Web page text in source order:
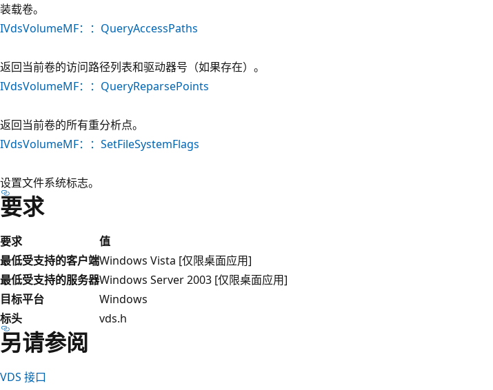
装载卷。
IVdsVolumeMF：：QueryAccessPaths
返回当前卷的访问路径列表和驱动器号（如果存在）。
IVdsVolumeMF：：QueryReparsePoints
返回当前卷的所有重分析点。
IVdsVolumeMF：：SetFileSystemFlags
设置文件系统标志。
要求
要求
值
最低受支持的客户端Windows Vista [仅限桌面应用]
最低受支持的服务器Windows Server 2003 [仅限桌面应用]
目标平台
Windows
标头
vds.h
另请参阅
VDS 接口